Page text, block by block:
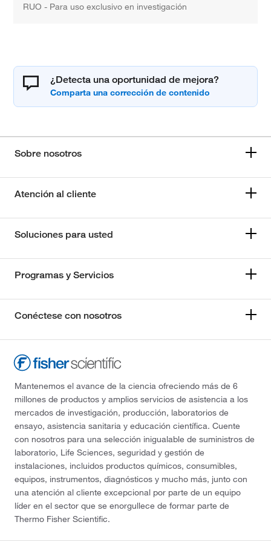
RUO - Para uso exclusivo en investigación
¿Detecta una oportunidad de mejora?
Sobre nosotros
Atención al cliente
Soluciones para usted
Programas y Servicios
Conéctese con nosotros
Mantenemos el avance de la ciencia ofreciendo más de 6
millones de productos y amplios servicios de asistencia a los
mercados de investigación, producción, laboratorios de
ensayo, asistencia sanitaria y educación científica. Cuente
con nosotros para una selección inigualable de suministros de
laboratorio, Life Sciences, seguridad y gestión de
instalaciones, incluidos productos químicos, consumibles,
equipos, instrumentos, diagnósticos y mucho más, junto con
una atención al cliente excepcional por parte de un equipo
líder en el sector que se enorgullece de formar parte de
Thermo Fisher Scientific.